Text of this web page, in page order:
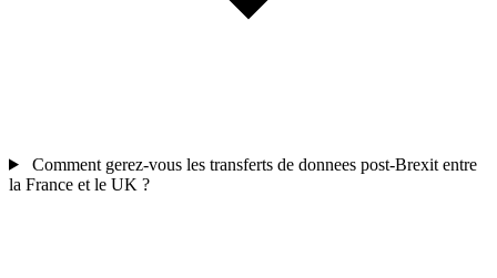
Comment gerez-vous les transferts de donnees post-Brexit entre
la France et le UK ?